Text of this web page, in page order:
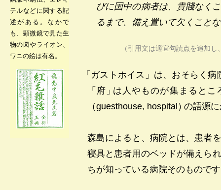
テルなどに関する記
述がある。なかで
も、顕微鏡で見た生
物の図やライオン、
ワニの絵は有名。
びに国中の病者は、貴賤なく
るまで、備え置いて欠くこと
（引用文は適宜句読点を追加
「ガストホイス」は、おそらく
「府 」 は人やものが集まるとこ
（guesthouse, hospital ） の語源
森島によると、病院とは、患者
寝具と患者用のベッドが備えら
ちが知っている病院そのもので